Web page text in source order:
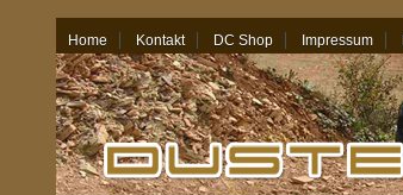
Home Kontakt DC Shop Impressum
06.08.26 - 22:40